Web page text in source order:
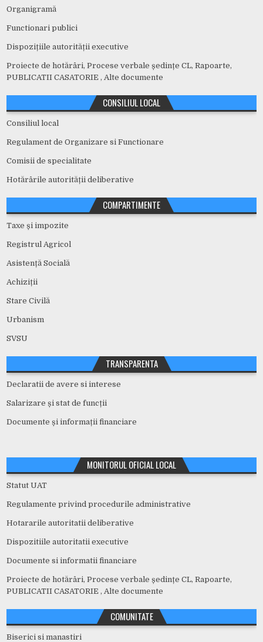
Organigramă
Functionari publici
Dispozițiile autorității executive
Proiecte de hotărâri, Procese verbale ședințe CL, Rapoarte,
PUBLICATII CASATORIE , Alte documente
CONSILIUL LOCAL
Consiliul local
Regulament de Organizare si Functionare
Comisii de specialitate
Hotărârile autorității deliberative
COMPARTIMENTE
Taxe și impozite
Registrul Agricol
Asistență Socială
Achiziții
Stare Civilă
Urbanism
SVSU
TRANSPARENTA
Declaratii de avere si interese
Salarizare și stat de funcții
Documente și informații financiare
MONITORUL OFICIAL LOCAL
Statut UAT
Regulamente privind procedurile administrative
Hotararile autoritatii deliberative
Dispozitiile autoritatii executive
Documente si informatii financiare
Proiecte de hotărâri, Procese verbale ședințe CL, Rapoarte,
PUBLICATII CASATORIE , Alte documente
COMUNITATE
Biserici si manastiri